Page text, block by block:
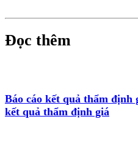
Đọc thêm
Báo cáo kết quả thẩm định
kết quả thẩm định giá